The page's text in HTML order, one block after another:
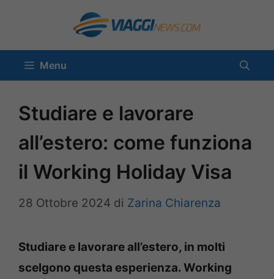
contenuto
Menu
Studiare e lavorare
all’estero: come funziona
il Working Holiday Visa
28 Ottobre 2024 di Zarina Chiarenza
Studiare e lavorare all’estero, in molti
scelgono questa esperienza. Working